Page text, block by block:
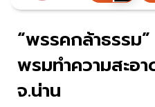
“พรรคกล้าธรรม
พรมทำความสะอ
จ.น่าน